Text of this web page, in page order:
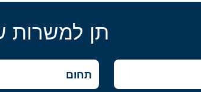
תן למשרות